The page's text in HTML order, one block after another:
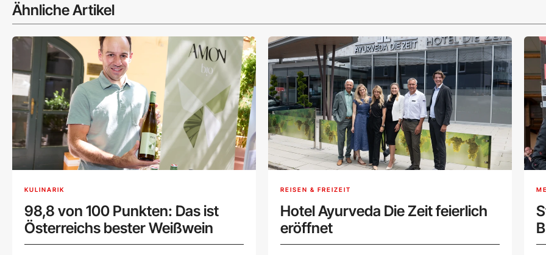
Ähnliche Artikel
KULINARIK
98,8 von 100 Punkten: Das ist
Österreichs bester Weißwein
REISEN & FREIZEIT
Hotel Ayurveda Die Zeit feierlich
eröffnet